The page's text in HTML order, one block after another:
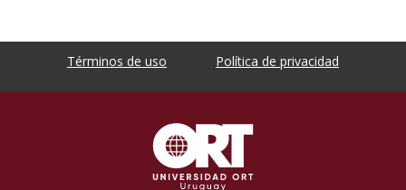
Términos de uso Política de privacidad